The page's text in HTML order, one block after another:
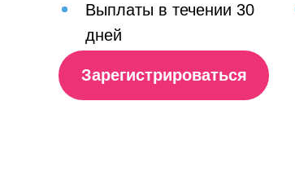
Выплаты в течении 30
дней
Зарегистрироваться